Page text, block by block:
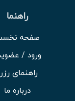
راهنما
صفحه
ورود /
راهنمای
درباره ما